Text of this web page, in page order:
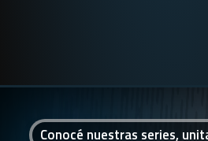
Conocé nuestras series,